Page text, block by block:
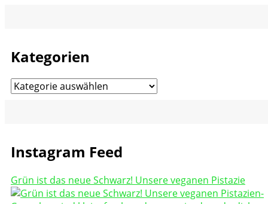
Kategorien
Kategorien
Instagram Feed
Grün ist das neue Schwarz! Unsere veganen Pistazie